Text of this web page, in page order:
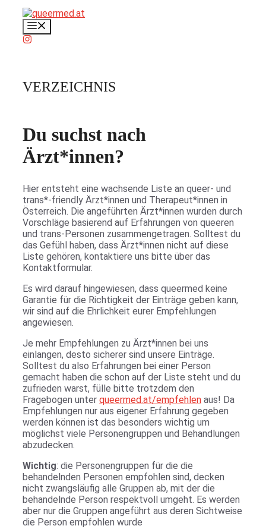
Inhalt
springen
VERZEICHNIS
Du suchst nach
Ärzt*innen?
Hier entsteht eine wachsende Liste an queer- und
trans*-friendly Ärzt*innen und Therapeut*innen in
Österreich. Die angeführten Ärzt*innen wurden durch
Vorschläge basierend auf Erfahrungen von queeren
und trans-Personen zusammengetragen. Solltest du
das Gefühl haben, dass Ärzt*innen nicht auf diese
Liste gehören, kontaktiere uns bitte über das
Kontaktformular.
Es wird darauf hingewiesen, dass queermed keine
Garantie für die Richtigkeit der Einträge geben kann,
wir sind auf die Ehrlichkeit eurer Empfehlungen
angewiesen.
Je mehr Empfehlungen zu Ärzt*innen bei uns
einlangen, desto sicherer sind unsere Einträge.
Solltest du also Erfahrungen bei einer Person
gemacht haben die schon auf der Liste steht und du
zufrieden warst, fülle bitte trotzdem den
Fragebogen unter queermed.at/empfehlen aus! Da
Empfehlungen nur aus eigener Erfahrung gegeben
werden können ist das besonders wichtig um
möglichst viele Personengruppen und Behandlungen
abzudecken.
Wichtig: die Personengruppen für die die
behandelnden Personen empfohlen sind, decken
nicht zwangsläufig alle Gruppen ab, mit der die
behandelnde Person respektvoll umgeht. Es werden
aber nur die Gruppen angeführt aus deren Sichtweise
die Person empfohlen wurde